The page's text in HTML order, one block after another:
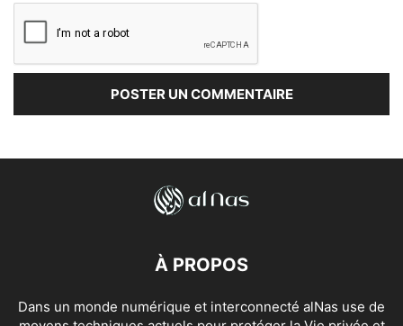
À PROPOS
Dans un monde numérique et interconnecté alNas use de